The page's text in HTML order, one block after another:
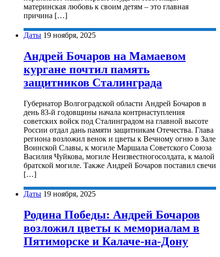
материнская любовь к своим детям – это главная
причина […]
Даты 19 ноября, 2025
Андрей Бочаров на Мамаевом
кургане почтил память
защитников Сталинграда
Губернатор Волгоградской области Андрей Бочаров в
день 83-й годовщины начала контрнаступления
советских войск под Сталинградом на главной высоте
России отдал дань памяти защитникам Отечества. Глава
региона возложил венок и цветы к Вечному огню в Зале
Воинской Славы, к могиле Маршала Советского Союза
Василия Чуйкова, могиле Неизвестногосолдата, к малой
братской могиле. Также Андрей Бочаров поставил свечи
[…]
Даты 19 ноября, 2025
Родина Победы: Андрей Бочаров
возложил цветы к мемориалам в
Пятиморске и Калаче-на-Дону